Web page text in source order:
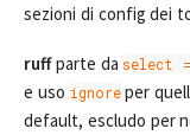
sezioni di config dei
ruffparte da select
e uso ignoreper
default, escludo per